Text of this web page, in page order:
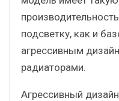
подсветку, как и
агрессивным
радиаторами.
Агрессивный